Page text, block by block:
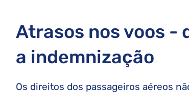
Atrasos nos voos -
a indemnização
Os direitos dos passageiros aéreos